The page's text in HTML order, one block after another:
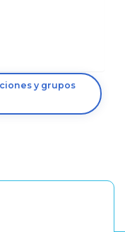
y grupos